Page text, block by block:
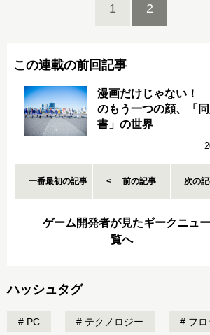
1 2
この連載の前回記事
漫画だけじゃない！
のもう一つの顔、「
書」の世界
一番最初の記事 前の記事 次の
ゲーム開発者が見たギークニュ
覧へ
ハッシュタグ
PC テクノロジー フ